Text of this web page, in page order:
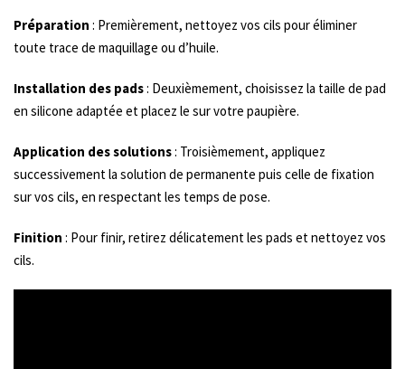
Préparation : Premièrement, nettoyez vos cils pour éliminer
toute trace de maquillage ou d’huile.
Installation des pads: Deuxièmement, choisissez la taille de pad
en silicone adaptée et placez le sur votre paupière.
Application des solutions: Troisièmement, appliquez
successivement la solution de permanente puis celle de fixation
sur vos cils, en respectant les temps de pose.
Finition : Pour finir, retirez délicatement les pads et nettoyez vos
cils.